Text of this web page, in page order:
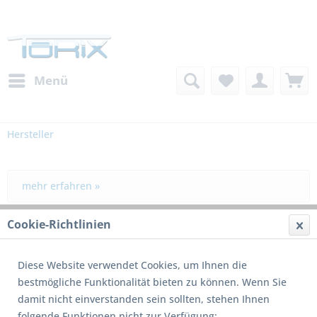
Menü
Hersteller
mehr erfahren »
Filtern
1 von139
Cookie-Richtlinien
Diese Website verwendet Cookies, um Ihnen die
bestmögliche Funktionalität bieten zu können. Wenn Sie
damit nicht einverstanden sein sollten, stehen Ihnen